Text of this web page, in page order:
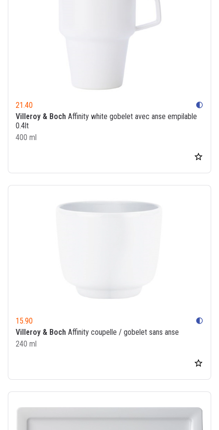
21.40 contrast
Villeroy & Boch Affinity white gobelet avec anse empilable
0.4lt
400 ml
15.90 contrast
Villeroy & Boch Affinity coupelle / gobelet sans anse
240 ml